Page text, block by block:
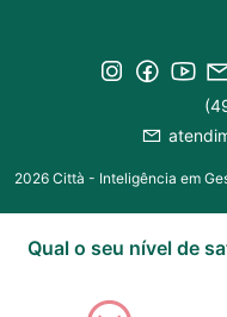
2026 Città - Inteligência em
Qual o seu nível de